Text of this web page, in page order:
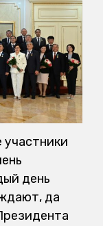
участники
день
да